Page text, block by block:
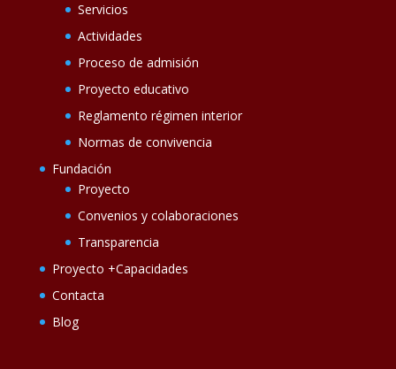
Servicios
Actividades
Proceso de admisión
Proyecto educativo
Reglamento régimen interior
Normas de convivencia
Fundación
Proyecto
Convenios y colaboraciones
Transparencia
Proyecto +Capacidades
Contacta
Blog